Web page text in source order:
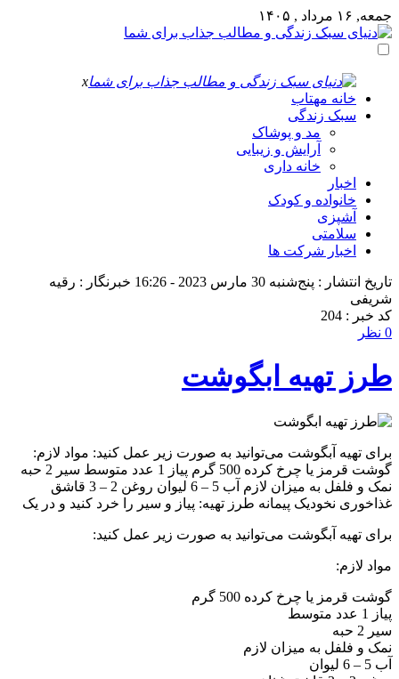
جمعه, ۱۶ مرداد , ۱۴۰۵
x
خانه مهتاب
سبک زندگی
مد و پوشاک
آرایش و زیبایی
خانه داری
اخبار
خانواده و کودک
آشپزی
سلامتی
اخبار شرکت ها
تاریخ انتشار : پنج‌شنبه 30 مارس 2023 - 16:26
خبرنگار : رقیه
شریفی
کد خبر : 204
0 نظر
طرز تهیه ابگوشت
برای تهیه آبگوشت می‌توانید به صورت زیر عمل کنید: مواد لازم:
گوشت قرمز یا چرخ کرده 500 گرم پیاز 1 عدد متوسط سیر 2 حبه
نمک و فلفل به میزان لازم آب 5 – 6 لیوان روغن 2 – 3 قاشق
غذاخوری نخودیک پیمانه طرز تهیه: پیاز و سیر را خرد کنید و در یک
برای تهیه آبگوشت می‌توانید به صورت زیر عمل کنید:
مواد لازم:
گوشت قرمز یا چرخ کرده 500 گرم
پیاز 1 عدد متوسط
سیر 2 حبه
نمک و فلفل به میزان لازم
آب 5 – 6 لیوان